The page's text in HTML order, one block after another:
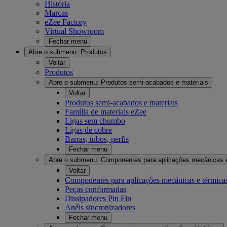
História
Marcas
eZee Factory
Virtual Showroom
Fechar menu
Abre o submenu: Produtos
Voltar
Produtos
Abre o submenu: Produtos semi-acabados e materiais
Voltar
Produtos semi-acabados e materiais
Família de materiais eZee
Ligas sem chumbo
Ligas de cobre
Barras, tubos, perfis
Fechar menu
Abre o submenu: Componentes para aplicações mecânicas
Voltar
Componentes para aplicações mecânicas e
Peças conformadas
Dissipadores Pin Fin
Anéis sincronizadores
Fechar menu